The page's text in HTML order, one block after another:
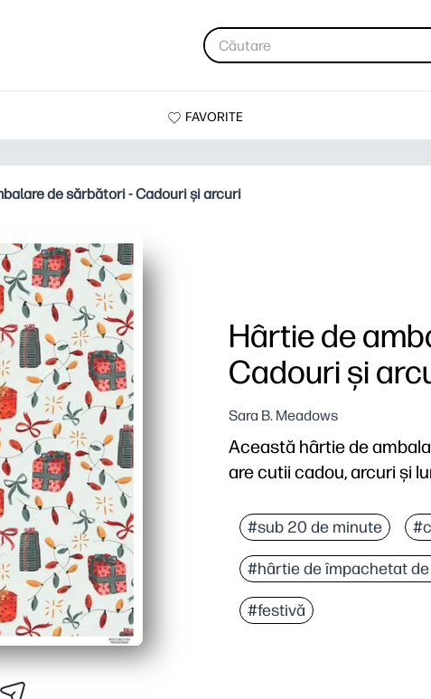
FAVORITE
de sărbători - Cadouri și arcuri
Hârtie de
Cadouri și
Sara B. Meadows
Această hârtie de
are cutii cadou, arcuri și
Puteți imprima acasă
Dimensiuni flexibile -
Arta strălucitoare și
Designul prietenos
#sub 20 de minute
#hârtie de împachetat
#festivă